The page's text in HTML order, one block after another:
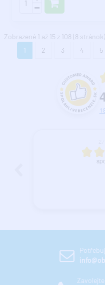
Zobrazené 1 až 15 z 108 (8 stránok)
1
2 3 4 5